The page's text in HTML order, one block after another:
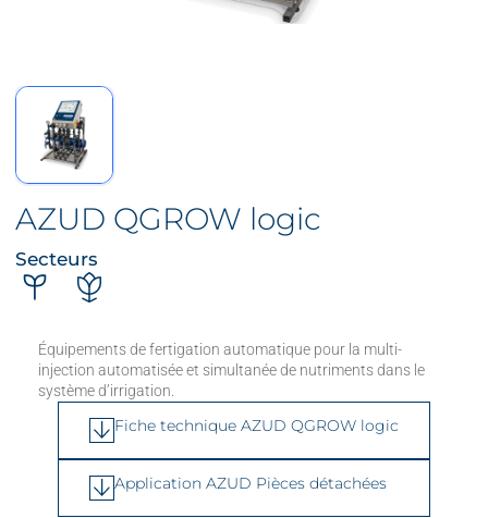
AZUD QGROW logic
Secteurs
Équipements de fertigation automatique pour la multi-
injection automatisée et simultanée de nutriments dans le
système d’irrigation.
Fiche technique AZUD QGROW logic
Application AZUD Pièces détachées